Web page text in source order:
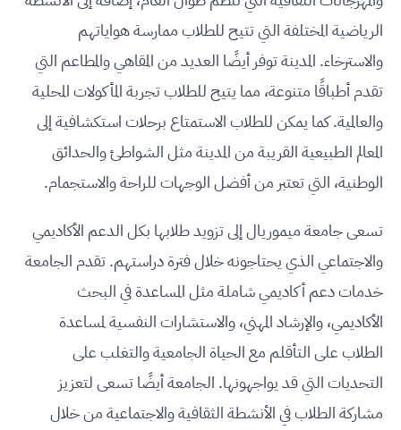
الرياضية المختلفة التي تتيح للطلاب ممارسة هواياتهم
والاسترخاء. المدينة توفر أيضًا العديد من المقاهي والمطاعم التي
تقدم أطباقًا متنوعة، مما يتيح للطلاب تجربة المأكولات المحلية
والعالمية. كما يمكن للطلاب الاستمتاع برحلات استكشافية إلى
المعالم الطبيعية القريبة من المدينة مثل الشواطئ والحدائق
الوطنية، التي تعتبر من أفضل الوجهات للراحة والاستجمام.
تسعى جامعة ميموريال إلى تزويد طلابها بكل الدعم الأكاديمي
والاجتماعي الذي يحتاجونه خلال فترة دراستهم. تقدم الجامعة
خدمات دعم أكاديمي شاملة مثل المساعدة في البحث
الأكاديمي، والإرشاد المهني، والاستشارات النفسية لمساعدة
الطلاب على التأقلم مع الحياة الجامعية والتغلب على
التحديات التي قد يواجهونها. الجامعة أيضًا تسعى لتعزيز
مشاركة الطلاب في الأنشطة الثقافية والاجتماعية من خلال